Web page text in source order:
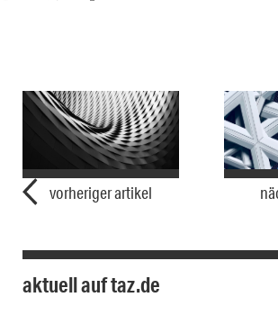
vorheriger artikel
aktuell auf taz.de